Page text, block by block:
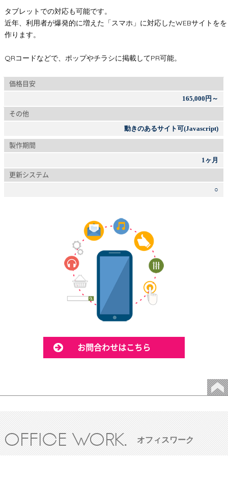
タブレットでの対応も可能です。
近年、利用者が爆発的に増えた「スマホ」に対応したWEBサイトをを
作ります。
QRコードなどで、ポップやチラシに掲載してPR可能。
価格目安
165,000円～
その他
動きのあるサイト可(Javascript)
製作期間
1ヶ月
更新システム
○
お問合わせはこちら
OFFICE WORK. オフィスワーク